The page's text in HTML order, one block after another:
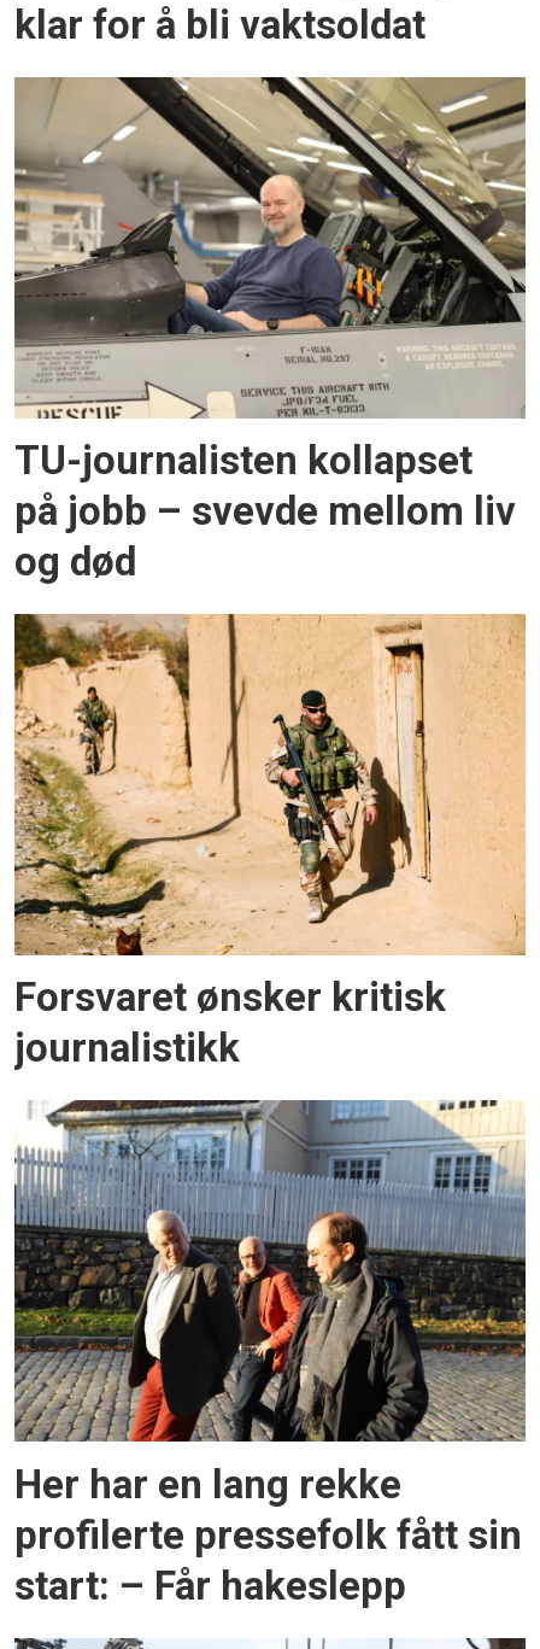
klar for å bli vaktsoldat
TU-journalisten kollapset
på jobb – svevde mellom liv
og død
Forsvaret ønsker kritisk
journalistikk
Her har en lang rekke
profilerte pressefolk fått sin
start: – Får hakeslepp